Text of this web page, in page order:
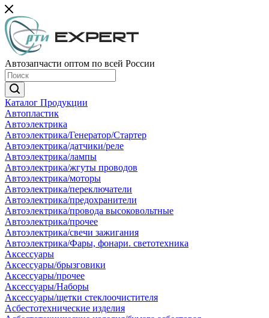
Автозапчасти оптом по всей России
Каталог Продукции
Автопластик
Автоэлектрика
Автоэлектрика/Генератор/Стартер
Автоэлектрика/датчики/реле
Автоэлектрика/лампы
Автоэлектрика/жгуты проводов
Автоэлектрика/моторы
Автоэлектрика/переключатели
Автоэлектрика/предохранители
Автоэлектрика/провода высоковольтные
Автоэлектрика/прочее
Автоэлектрика/свечи зажигания
Автоэлектрика/Фары, фонари. светотехника
Аксессуары
Аксессуары/брызговики
Аксессуары/прочее
Аксессуары/Наборы
Аксессуары/щетки стеклоочистителя
Асбестотехнические изделия